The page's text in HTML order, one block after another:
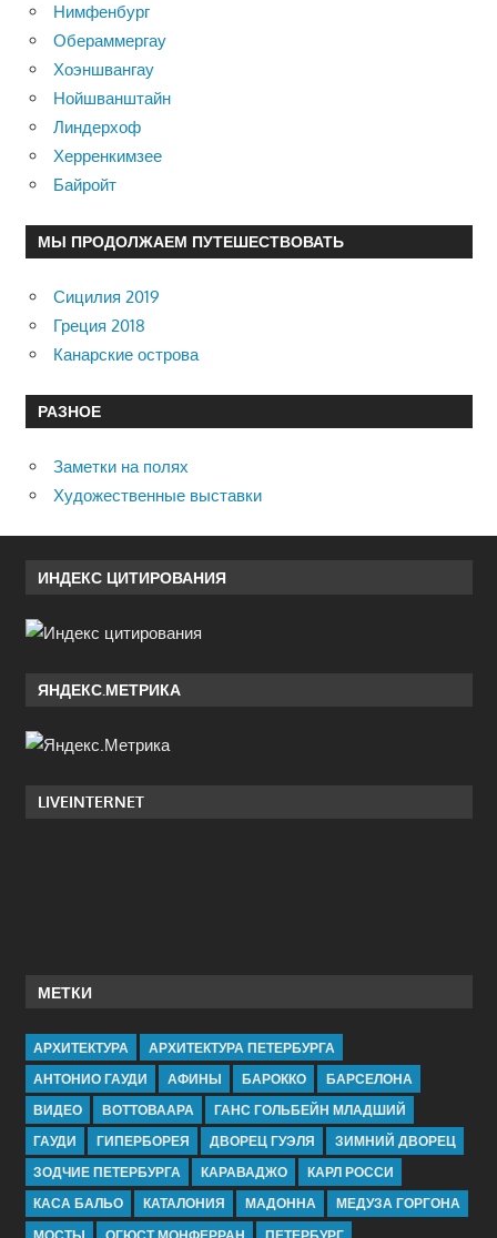
Нимфенбург
Обераммергау
Хоэншвангау
Нойшванштайн
Линдерхоф
Херренкимзее
Байройт
МЫ ПРОДОЛЖАЕМ ПУТЕШЕСТВОВАТЬ
Сицилия 2019
Греция 2018
Канарские острова
РАЗНОЕ
Заметки на полях
Художественные выставки
ИНДЕКС ЦИТИРОВАНИЯ
ЯНДЕКС.МЕТРИКА
LIVEINTERNET
МЕТКИ
АРХИТЕКТУРА
АРХИТЕКТУРА ПЕТЕРБУРГА
АНТОНИО ГАУДИ
АФИНЫ БАРОККО
БАРСЕЛОНА
ВИДЕО
ВОТТОВААРА
ГАНС ГОЛЬБЕЙН МЛАДШИЙ
ГАУДИ
ГИПЕРБОРЕЯ ДВОРЕЦ ГУЭЛЯ
ЗИМНИЙ ДВОРЕЦ
ЗОДЧИЕ ПЕТЕРБУРГА
КАРАВАДЖО
КАРЛ РОССИ
КАСА БАЛЬО
КАТАЛОНИЯ МАДОННА
МЕДУЗА ГОРГОНА